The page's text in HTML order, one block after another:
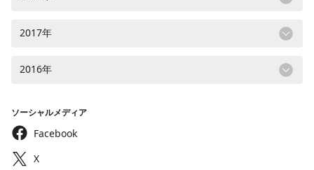
2017年
2016年
ソーシャルメディア
Facebook
X